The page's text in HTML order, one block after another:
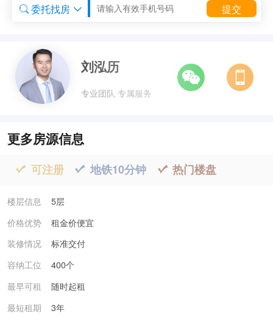
 委托找房  提交
刘泓历
专业团队 专属服务
更多房源信息
 可注册  地铁10分钟  热门楼盘
楼层信息
5层
价格优势
租金价便宜
装修情况
标准交付
容纳工位
400个
最早可租
随时起租
最短租期
3年